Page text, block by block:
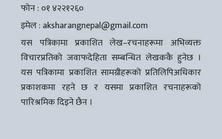
फोन : ०१ ४२२१२६०
इमेल : aksharangnepal@gmail.com
यस पत्रिकामा प्रकाशित लेख–रचनाहरूमा अभिव्यक्त
विचारप्रतिको जवाफदेहिता सम्बन्धित लेखककै हुनेछ ।
यस पत्रिकामा प्रकाशित सामग्रीहरूको प्रतिलिपिअधिकार
प्रकाशकमा रहने छ र यसमा प्रकाशित रचनाहरूको
पारिश्रमिक दिइने छैन ।